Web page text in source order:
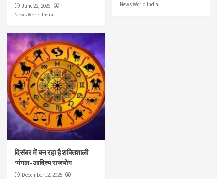
June 22, 2026
News World India
News World India
दिसंबर में बन रहा है शक्तिशाली
‘मंगल–आदित्य राजयोग
December 12, 2025